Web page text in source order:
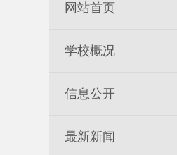
网站首页
学校概况
信息公开
最新新闻